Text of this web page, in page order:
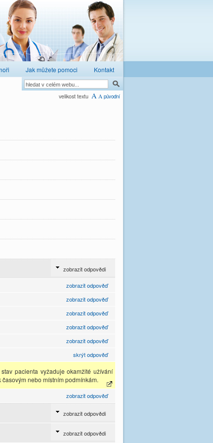
Jak můžete pomoci Kontakt
velikost textu A A původní
zobrazit odpovědi
zobrazit odpověď
zobrazit odpověď
zobrazit odpověď
zobrazit odpověď
zobrazit odpověď
skrýt odpověď
pacienta vyžaduje okamžité užívání
nebo místním podmínkám.
zobrazit odpověď
zobrazit odpovědi
zobrazit odpovědi